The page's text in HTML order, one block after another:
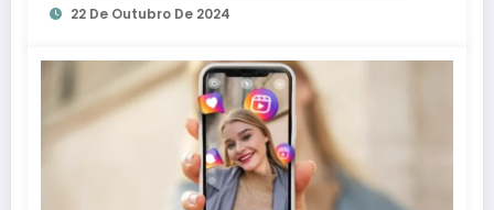
22 De Outubro De 2024